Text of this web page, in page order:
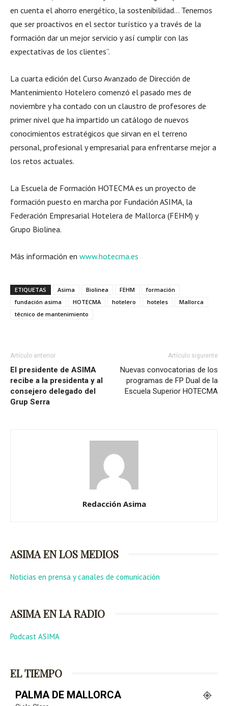
en cuenta el ahorro energético, la sostenibilidad… Tenemos
que ser proactivos en el sector turístico y a través de la
formación dar un mejor servicio y así cumplir con las
expectativas de los clientes”.
La cuarta edición del Curso Avanzado de Dirección de
Mantenimiento Hotelero comenzó el pasado mes de
noviembre y ha contado con un claustro de profesores de
primer nivel que ha impartido un catálogo de nuevos
conocimientos estratégicos que sirvan en el terreno
personal, profesional y empresarial para enfrentarse mejor a
los retos actuales.
La Escuela de Formación HOTECMA es un proyecto de
formación puesto en marcha por Fundación ASIMA, la
Federación Empresarial Hotelera de Mallorca (FEHM) y
Grupo Biolinea.
Más información en www.hotecma.es
ETIQUETAS Asima Biolinea FEHM
formación
fundación asima
HOTECMA hotelero hoteles
Mallorca
técnico de mantenimiento
Artículo anterior
El presidente de ASIMA
recibe a la presidenta y al
consejero delegado del
Grup Serra
Artículo siguiente
Nuevas convocatorias de los
programas de FP Dual de la
Escuela Superior HOTECMA
Redacción Asima
ASIMA EN LOS MEDIOS
Noticias en prensa y canales de comunicación
ASIMA EN LA RADIO
Podcast ASIMA
EL TIEMPO
PALMA DE MALLORCA